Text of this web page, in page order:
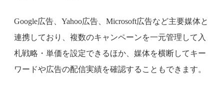
Google広告、Yahoo広告、Microsoft広告など主要媒体と
連携しており、複数のキャンペーンを一元管理して入
札戦略・単価を設定できるほか、媒体を横断してキー
ワードや広告の配信実績を確認することもできます。